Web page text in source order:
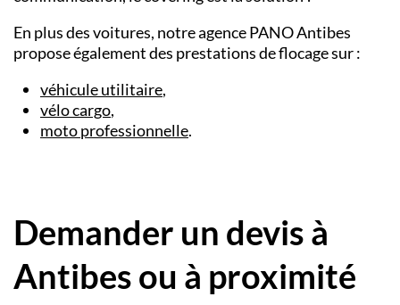
En plus des voitures, notre agence PANOAntibes
propose également des prestations deflocagesur :
véhicule utilitaire,
vélo cargo,
moto professionnelle.
Demander un devis à
Antibes ou à proximité